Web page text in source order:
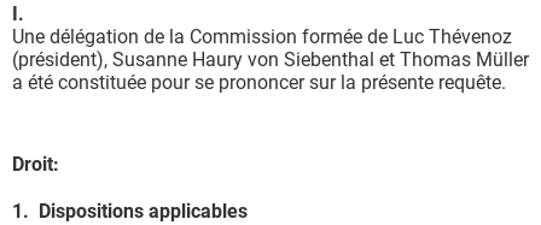
I.
Une délégation de la Commission formée de Luc Thévenoz
(président), Susanne Haury von Siebenthal et Thomas Müller
a été constituée pour se prononcer sur la présente requête.
Droit:
1. Dispositions applicables